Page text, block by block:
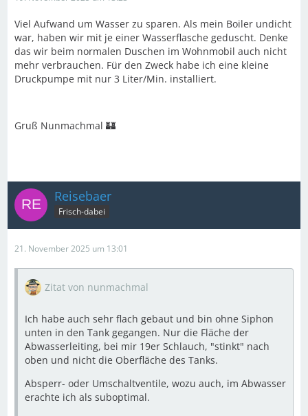
Viel Aufwand um Wasser zu sparen. Als mein Boiler undicht
war, haben wir mit je einer Wasserflasche geduscht. Denke
das wir beim normalen Duschen im Wohnmobil auch nicht
mehr verbrauchen. Für den Zweck habe ich eine kleine
Druckpumpe mit nur 3 Liter/Min. installiert.
Gruß Nunmachmal 🏰
Reisebaer
Frisch-dabei
21. November 2025 um 13:01
Zitat von nunmachmal
Ich habe auch sehr flach gebaut und bin ohne Siphon
unten in den Tank gegangen. Nur die Fläche der
Abwasserleiting, bei mir 19er Schlauch, "stinkt" nach
oben und nicht die Oberfläche des Tanks.
Absperr- oder Umschaltventile, wozu auch, im Abwasser
erachte ich als suboptimal.